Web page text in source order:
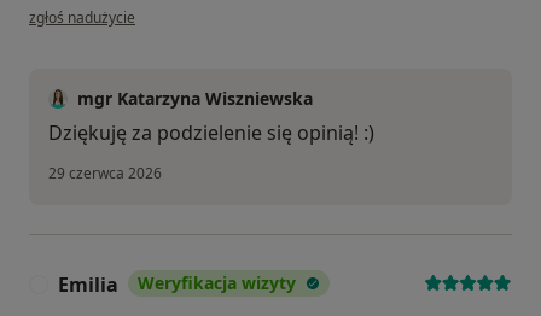
w opinii użytkownika kaj
zgłoś nadużycie
mgr Katarzyna Wiszniewska
Dziękuję za podzielenie się opinią! :)
29 czerwca 2026
Emilia Weryfikacja wizyty